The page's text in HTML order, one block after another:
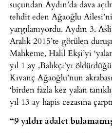
suçundan Aydın’da dava
tehdit eden Ağaoğlu
yargılanıyordu. Aydın 3.
Aralık 2015’te görülen
Mahkeme, Halil Ekşi’yi
yıl 1 ay ,Balıkçı’yı
Kıvanç Ağaoğlu’nun
‘birden fazla kez yalan
yıl 13 ay hapis cezasına
“9 yıldır adalet